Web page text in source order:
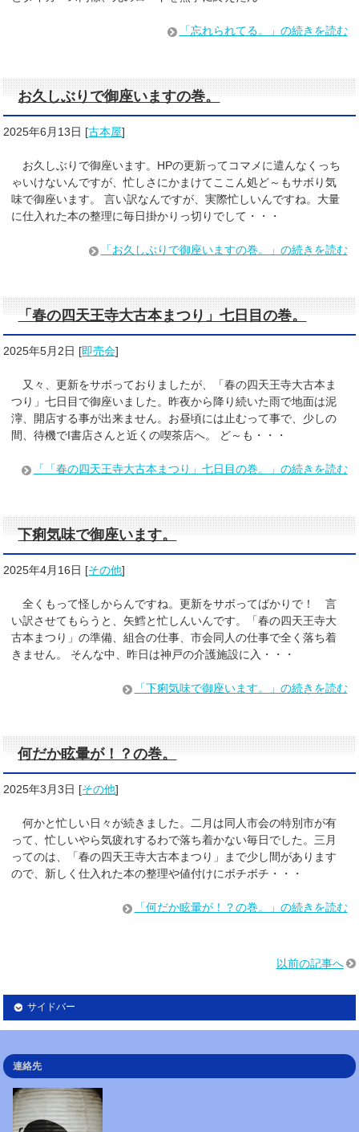
「忘れられてる。」の続きを読む
お久しぶりで御座いますの巻。
2025年6月13日 [古本屋]
お久しぶりで御座います。HPの更新ってコマメに遣んなくっち
ゃいけないんですが、忙しさにかまけてここん処ど～もサボり気
味で御座います。 言い訳なんですが、実際忙しいんですね。大量
に仕入れた本の整理に毎日掛かりっ切りでして・・・
「お久しぶりで御座いますの巻。」の続きを読む
「春の四天王寺大古本まつり」七日目の巻。
2025年5月2日 [即売会]
又々、更新をサボっておりましたが、「春の四天王寺大古本ま
つり」七日目で御座いました。昨夜から降り続いた雨で地面は泥
濘、開店する事が出来ません。お昼頃には止むって事で、少しの
間、待機でI書店さんと近くの喫茶店へ。 ど～も・・・
「「春の四天王寺大古本まつり」七日目の巻。」の続きを読む
下痢気味で御座います。
2025年4月16日 [その他]
全くもって怪しからんですね。更新をサボってばかりで！ 言
い訳させてもらうと、矢鱈と忙しんいんです。「春の四天王寺大
古本まつり」の準備、組合の仕事、市会同人の仕事で全く落ち着
きません。 そんな中、昨日は神戸の介護施設に入・・・
「下痢気味で御座います。」の続きを読む
何だか眩暈が！？の巻。
2025年3月3日 [その他]
何かと忙しい日々が続きました。二月は同人市会の特別市が有
って、忙しいやら気疲れするわで落ち着かない毎日でした。三月
ってのは、「春の四天王寺大古本まつり」まで少し間があります
ので、新しく仕入れた本の整理や値付けにボチボチ・・・
「何だか眩暈が！？の巻。」の続きを読む
以前の記事へ
サイドバー
連絡先